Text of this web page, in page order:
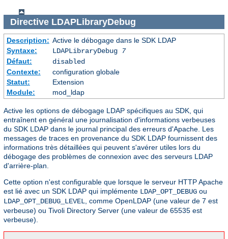
Directive LDAPLibraryDebug
Description: Active le débogage dans le SDK LDAP
Syntaxe:
LDAPLibraryDebug
7
Défaut:
disabled
Contexte:
configuration globale
Statut:
Extension
Module:
mod_ldap
Active les options de débogage LDAP spécifiques au SDK, qui
entraînent en général une journalisation d'informations verbeuses
du SDK LDAP dans le journal principal des erreurs d'Apache. Les
messages de traces en provenance du SDK LDAP fournissent des
informations très détaillées qui peuvent s'avérer utiles lors du
débogage des problèmes de connexion avec des serveurs LDAP
d'arrière-plan.
Cette option n'est configurable que lorsque le serveur HTTP Apache
est lié avec un SDK LDAP qui implémente LDAP_OPT_DEBUG ou
LDAP_OPT_DEBUG_LEVEL, comme OpenLDAP (une valeur de 7 est
verbeuse) ou Tivoli Directory Server (une valeur de 65535 est
verbeuse).